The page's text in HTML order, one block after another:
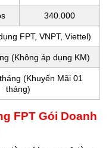
340.000
FPT, VNPT, Viettel)
(Không áp dụng KM)
(Khuyến Mãi 01
tháng)
FPT Gói Doanh